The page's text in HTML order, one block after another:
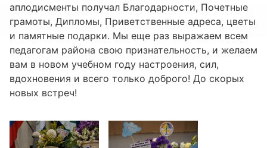
аплодисменты получал Благодарности, Почетные
грамоты, Дипломы, Приветственные адреса, цветы
и памятные подарки. Мы еще раз выражаем всем
педагогам района свою признательность, и желаем
вам в новом учебном году настроения, сил,
вдохновения и всего только доброго! До скорых
новых встреч!